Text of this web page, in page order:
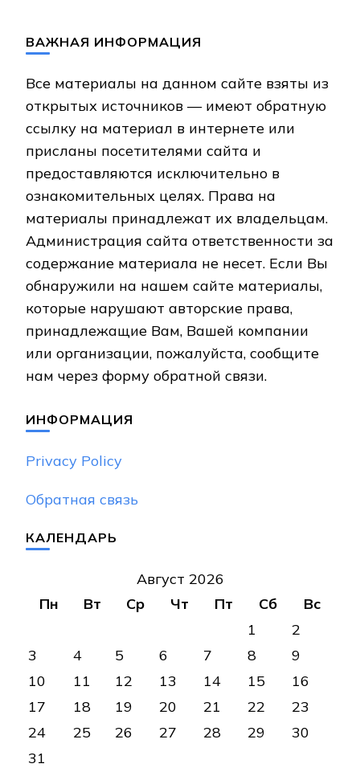
ВАЖНАЯ ИНФОРМАЦИЯ
Все материалы на данном сайте взяты из
открытых источников — имеют обратную
ссылку на материал в интернете или
присланы посетителями сайта и
предоставляются исключительно в
ознакомительных целях. Права на
материалы принадлежат их владельцам.
Администрация сайта ответственности за
содержание материала не несет. Если Вы
обнаружили на нашем сайте материалы,
которые нарушают авторские права,
принадлежащие Вам, Вашей компании
или организации, пожалуйста, сообщите
нам через форму обратной связи.
ИНФОРМАЦИЯ
Privacy Policy
Обратная связь
КАЛЕНДАРЬ
Август 2026
Пн
Вт Ср Чт Пт Сб
Вс
1
2
3
4 5 6 7 8
9
10
11 12 13 14 15
16
17
18 19 20 21 22
23
24
25 26 27 28 29
30
31